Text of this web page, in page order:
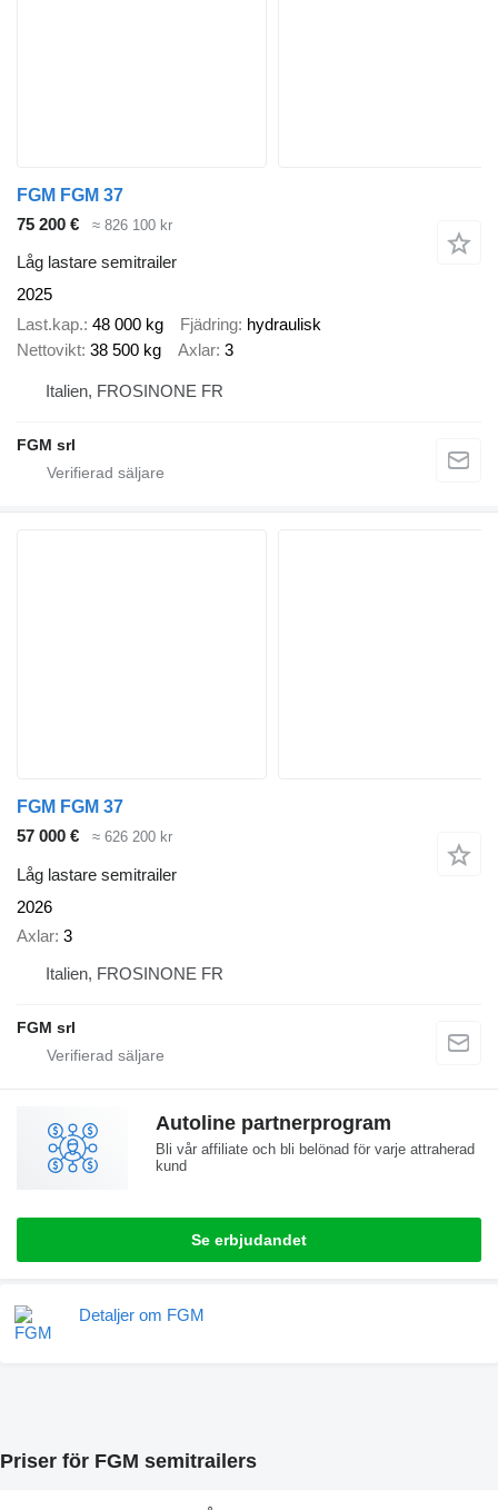
FGM FGM 37
75 200 €
≈ 826 100 kr
Låg lastare semitrailer
2025
Last.kap. 48 000 kg Fjädring hydraulisk
Nettovikt 38 500 kg Axlar 3
Italien, FROSINONE FR
FGM srl
FGM FGM 37
57 000 €
≈ 626 200 kr
Låg lastare semitrailer
2026
Axlar 3
Italien, FROSINONE FR
FGM srl
Autoline partnerprogram
Bli vår affiliate och bli belönad för varje attraherad
kund
Se erbjudandet
Detaljer om FGM
Priser för FGM semitrailers